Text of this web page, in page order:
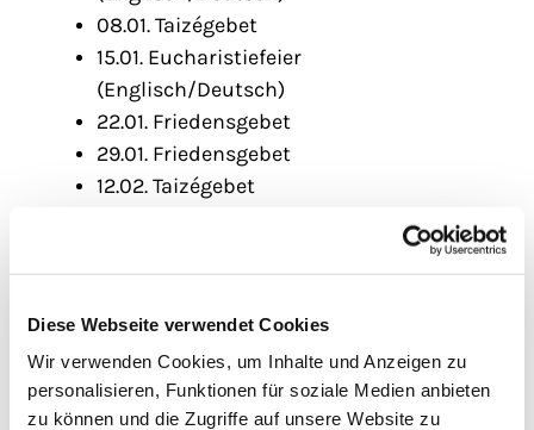
Diese Webseite verwendet Cookies
Wir verwenden Cookies, um Inhalte und Anzeigen zu
personalisieren, Funktionen für soziale Medien anbieten
zu können und die Zugriffe auf unsere Website zu
08.01. Taizégebet
15.01. Eucharistiefeier
(Englisch/Deutsch)
22.01. Friedensgebet
29.01. Friedensgebet
12.02. Taizégebet
diese wertvolle Zeit mit euch zu teilen!